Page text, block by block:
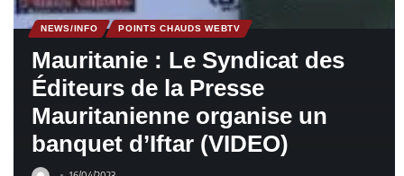
NEWS/INFO POINTS CHAUDS WEBTV
Mauritanie : Le Syndicat des
Éditeurs de la Presse
Mauritanienne organise un
banquet d’Iftar (VIDEO)